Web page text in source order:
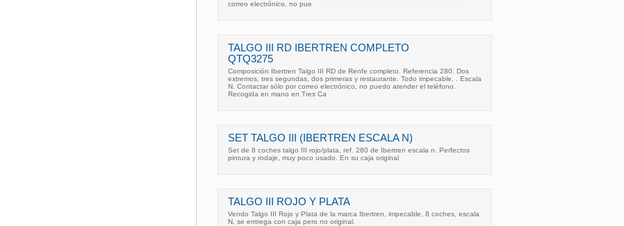
correo electrónico, no pue
TALGO III RD IBERTREN COMPLETO
QTQ3275
Composición Ibertren Talgo III RD de Renfe completo. Referencia 280. Dos
extremos, tres segundas, dos primeras y restaurante. Todo impecable. . Escala
N. Contactar sólo por correo electrónico, no puedo atender el teléfono.
Recogida en mano en Tres Ca
SET TALGO III (IBERTREN ESCALA N)
Set de 8 coches talgo III rojo/plata, ref. 280 de Ibertren escala n. Perfectos
pintura y rodaje, muy poco usado. En su caja original
TALGO III ROJO Y PLATA
Vendo Talgo III Rojo y Plata de la marca Ibertren, impecable, 8 coches, escala
N, se entrega con caja pero no original.